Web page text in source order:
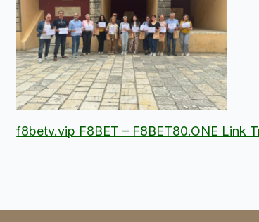
f8betv.vip F8BET – F8BET80.ONE Link